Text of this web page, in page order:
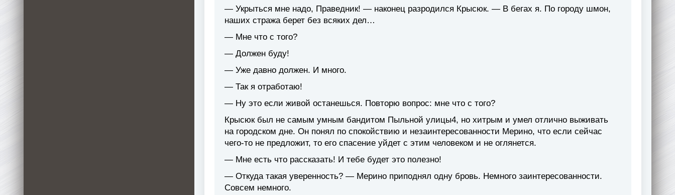
— Укрыться мне надо, Праведник! — наконец разродился Крысюк. — В бегах я. По городу шмон,
наших стража берет без всяких дел…
— Мне что с того?
— Должен буду!
— Уже давно должен. И много.
— Так я отработаю!
— Ну это если живой останешься. Повторю вопрос: мне что с того?
Крысюк был не самым умным бандитом Пыльной улицы4, но хитрым и умел отлично выживать
на городском дне. Он понял по спокойствию и незаинтересованности Мерино, что если сейчас
чего-то не предложит, то его спасение уйдет с этим человеком и не оглянется.
— Мне есть что рассказать! И тебе будет это полезно!
— Откуда такая уверенность? — Мерино приподнял одну бровь. Немного заинтересованности.
Совсем немного.